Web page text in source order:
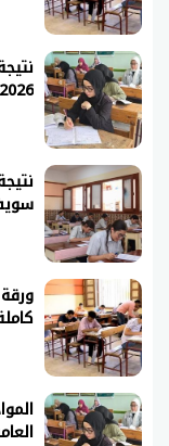
2026 بالاسم فقط
سويف 2026
العامة